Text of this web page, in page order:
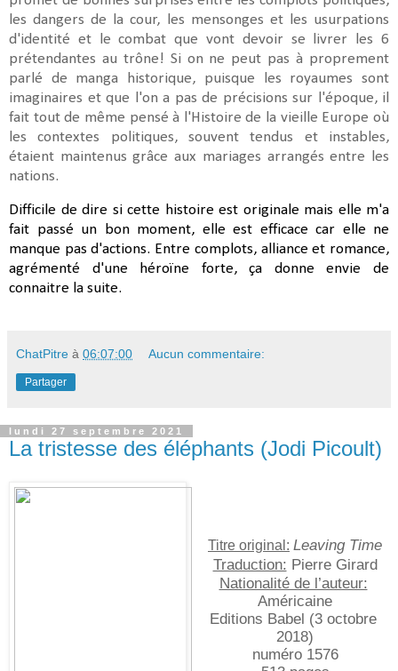
les dangers de la cour, les mensonges et les usurpations
d'identité et le combat que vont devoir se livrer les 6
prétendantes au trône! Si on ne peut pas à proprement
parlé de manga historique, puisque les royaumes sont
imaginaires et que l'on a pas de précisions sur l'époque, il
fait tout de même pensé à l'Histoire de la vieille Europe où
les contextes politiques, souvent tendus et instables,
étaient maintenus grâce aux mariages arrangés entre les
nations.
Difficile de dire si cette histoire est originale mais elle m'a
fait passé un bon moment, elle est efficace car elle ne
manque pas d'actions. Entre complots, alliance et romance,
agrémenté d'une héroïne forte, ça donne envie de
connaitre la suite.
ChatPitre à 06:07:00 Aucun commentaire:
Partager
lundi 27 septembre 2021
La tristesse des éléphants (Jodi Picoult)
Titre original: Leaving Time
Traduction: Pierre Girard
Nationalité de l’auteur:
Américaine
Editions Babel (3 octobre
2018)
numéro 1576